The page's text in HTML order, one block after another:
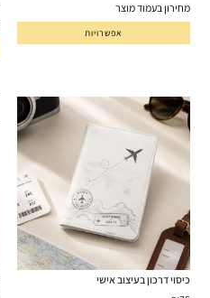
מחירון בעמוד מוצר
אפשרויות
כיסוי דרכון בעיצוב אישי